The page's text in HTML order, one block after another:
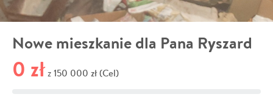
Nowe mieszkanie dla Pana Ryszard
0 zł z 150 000 zł (Cel)